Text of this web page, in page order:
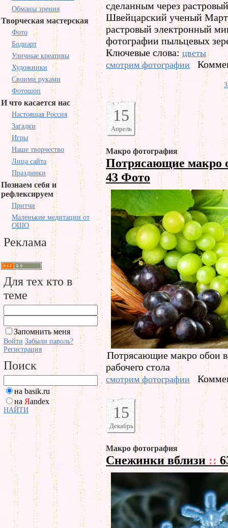
Обманы зрения
Творческая мастерская
Фото
Бодиарт
Уличные креативы
Художники
Своими руками
Фотошоп
И что касается нас
Настоящая Россия
Загадки
Игры
Наше творчество
Лица сайта
Праздники
Познаем себя и
рефлексируем
Притчи
Маленькие медитации от
ОШО
Реклама
Для тех кто в
теме
Запомнить меня
Войти Забыли пароль?
Регистрация
Поиск
на basik.ru
на Яandex
НАЙТИ
сделанным через
Швейцарский ученый
растровый электронный
фотографии пыльцевых
Ключевые слова:цветы
смотрим фотографии
15
Апрель
Макро фотография
Потрясающие макро
43 Фото
Потрясающие макро обои
рабочего стола
смотрим фотографии
15
Декабрь
Макро фотография
Снежинки вблизи ::